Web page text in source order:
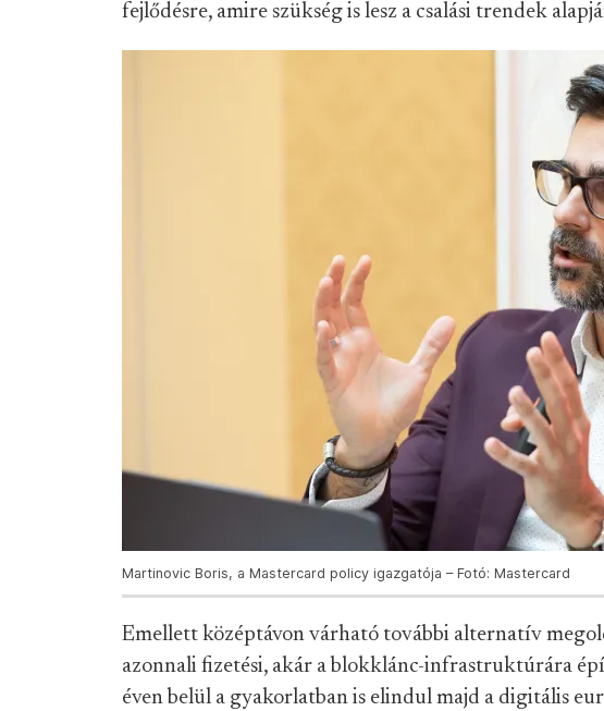
fejlődésre, amire szükség is lesz a csalási trendek
Martinovic Boris, a Mastercard policy igazgatója – Fotó: Mastercard
Emellett középtávon várható további alternatív
azonnali fizetési, akár a blokklánc-infrastruktúrára
éven belül a gyakorlatban is elindul majd a digitális